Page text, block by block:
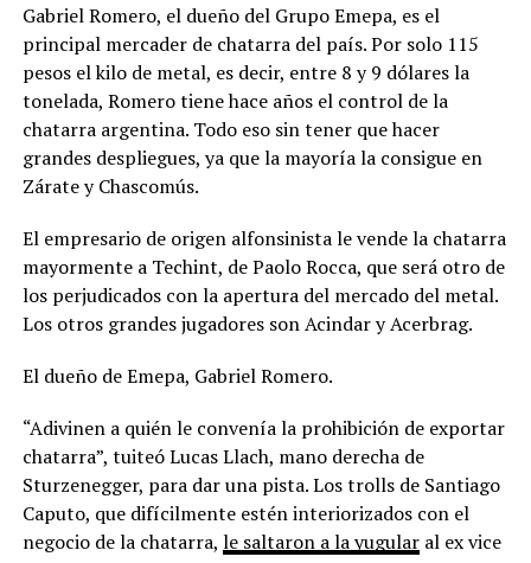
Gabriel Romero, el dueño del Grupo Emepa, es el
principal mercader de chatarra del país. Por solo 115
pesos el kilo de metal, es decir, entre 8 y 9 dólares la
tonelada, Romero tiene hace años el control de la
chatarra argentina. Todo eso sin tener que hacer
grandes despliegues, ya que la mayoría la consigue en
Zárate y Chascomús.
El empresario de origen alfonsinista le vende la chatarra
mayormente a Techint, de Paolo Rocca, que será otro de
los perjudicados con la apertura del mercado del metal.
Los otros grandes jugadores son Acindar y Acerbrag.
El dueño de Emepa, Gabriel Romero.
“Adivinen a quién le convenía la prohibición de exportar
chatarra”, tuiteó Lucas Llach, mano derecha de
Sturzenegger, para dar una pista. Los trolls de Santiago
Caputo, que difícilmente estén interiorizados con el
negocio de la chatarra, le saltaron a la yugularal ex vice